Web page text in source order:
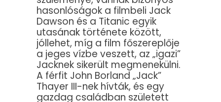
hasonlóságok a filmbeli Jack
Dawson és a Titanic egyik
utasának története között,
jóllehet, míg a film főszereplője
a jeges vízbe veszett, az „igazi”
Jacknek sikerült megmenekülni.
A férfit John Borland „Jack”
Thayer III-nek hívták, és egy
gazdag családban született